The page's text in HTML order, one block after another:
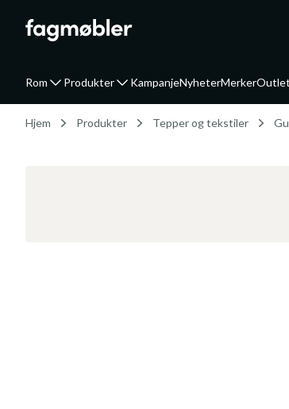
Rom Produkter KampanjeNyheterMerkerOutlet
Hjem Produkter Tepper og tekstiler